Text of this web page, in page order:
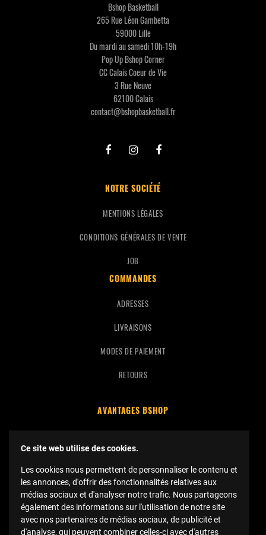
Bshop Basketball
265 Rue Léon Gambetta
59000 Lille
Du mardi au samedi 10h-19h
Pop Up Bshop Corner
CC Calais Coeur de Vie
3 Rue Neuve
62100 Calais
contact@bshopbasketball.fr
NOTRE SOCIÉTÉ
MENTIONS LÉGALES
CONDITIONS GÉNÉRALES DE VENTE
JOB
COMMANDES
ADRESSES
LIVRAISONS
MODES DE PAIEMENT
RETOURS
AVANTAGES BSHOP
POINTS FIDÉLITÉ
SUIVEZ-NOUS SUR INSTA !
Ce site web utilise des cookies.
Les cookies nous permettent de personnaliser le contenu et
les annonces, d'offrir des fonctionnalités relatives aux
médias sociaux et d'analyser notre trafic. Nous partageons
également des informations sur l'utilisation de notre site
avec nos partenaires de médias sociaux, de publicité et
d'analyse, qui peuvent combiner celles-ci avec d'autres